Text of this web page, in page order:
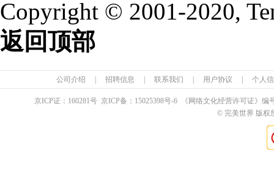
Copyright © 2001-2020,
返回顶部
公司介绍 招聘信息 联系我们 用户协议 个人
京ICP证： 160281号 京ICP备： 15025398号-6 《网络文化经营许可证》编
© 完美世界 版权